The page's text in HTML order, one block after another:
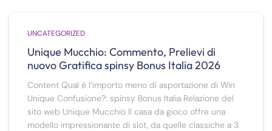
UNCATEGORIZED
Unique Mucchio: Commento, Prelievi di
nuovo Gratifica spinsy Bonus Italia 2026
Content Qual è l’importo meno di asportazione di Win
Unique Confusione?: spinsy Bonus Italia Relazione del
sito web Unique Mucchio Il casa da gioco offre una
modello impressionante di slot, da quelle classiche a 3